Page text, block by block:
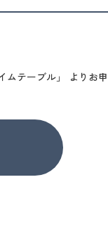
テーブル」 よりお申